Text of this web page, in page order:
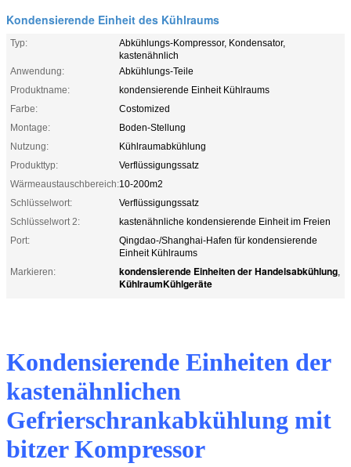
Kondensierende Einheit des Kühlraums
Typ:
Abkühlungs-Kompressor, Kondensator,
kastenähnlich
Anwendung:
Abkühlungs-Teile
Produktname:
kondensierende Einheit Kühlraums
Farbe:
Costomized
Montage:
Boden-Stellung
Nutzung:
Kühlraumabkühlung
Produkttyp:
Verflüssigungssatz
Wärmeaustauschbereich:10-200m2
Schlüsselwort:
Verflüssigungssatz
Schlüsselwort 2:
kastenähnliche kondensierende Einheit im Freien
Port:
Qingdao-/Shanghai-Hafen für kondensierende
Einheit Kühlraums
Markieren:
kondensierende Einheiten der Handelsabkühlung,
KühlraumKühlgeräte
Kondensierende Einheiten der
kastenähnlichen
Gefrierschrankabkühlung mit
bitzer Kompressor